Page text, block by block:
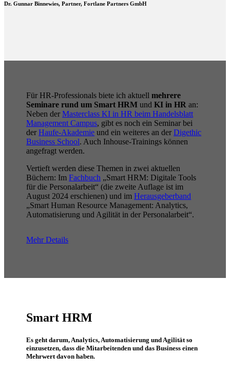
Dr. Gunnar Binnewies, Partner, Fortlane Partners GmbH
Für HR-Professionals biete ich aktuellmehrere
Seminare rund um Smart HRM undKI in HR an:
Neben derMasterclass KI in HR beim Handelsblatt
Management Campus, gibt es noch ein Seminar bei
derHaufe-Akademie und ein weiteres an derDigethic
Business School. Auch Inhouse-Trainings können
angefragt werden.
Vertieft werden diese Themen in zwei aktuellen
Büchern: ImFachbuch „Smart HRM: Digitale Tools
für die Personalarbeit“ (die zweite Auflage ist im
August 2024 erschienen) und imHerausgeberband
„Smart Human Resource Management: Analytics,
Automatisierung und Agilität in der Personalarbeit“.
Mehr Details
Smart HRM
Es geht darum, Analytics, Automatisierung und Agilität so
einzusetzen, dass die Mitarbeitenden und das Business einen
Mehrwert davon haben.